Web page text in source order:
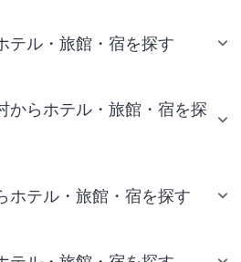
テル・旅館・宿を探す
からホテル・旅館・宿を探
ホテル・旅館・宿を探す